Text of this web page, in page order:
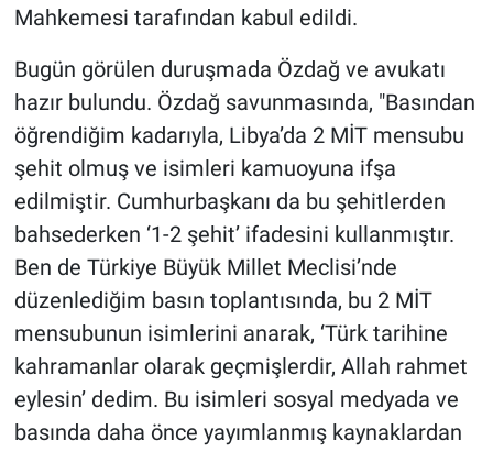
Mahkemesi tarafından kabul edildi.
Bugün görülen duruşmada Özdağ ve avukatı
hazır bulundu. Özdağ savunmasında, "Basından
öğrendiğim kadarıyla, Libya’da 2 MİT mensubu
şehit olmuş ve isimleri kamuoyuna ifşa
edilmiştir. Cumhurbaşkanı da bu şehitlerden
bahsederken ‘1-2 şehit’ ifadesini kullanmıştır.
Ben de Türkiye Büyük Millet Meclisi’nde
düzenlediğim basın toplantısında, bu 2 MİT
mensubunun isimlerini anarak, ‘Türk tarihine
kahramanlar olarak geçmişlerdir, Allah rahmet
eylesin’ dedim. Bu isimleri sosyal medyada ve
basında daha önce yayımlanmış kaynaklardan